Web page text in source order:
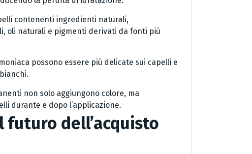
contenenti ingredienti naturali,
oli naturali e pigmenti derivati da fonti più
possono essere più delicate sui capelli e
non solo aggiungono colore, ma
durante e dopo l’applicazione.
dell’acquisto